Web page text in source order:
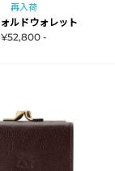
再入荷
ルドウォレット
¥52,800 -